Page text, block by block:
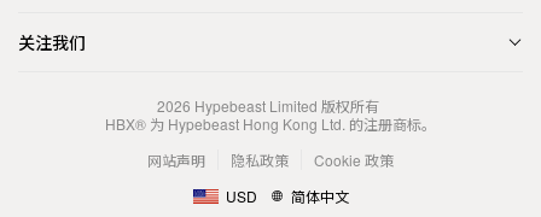
关注我们
2026 Hypebeast Limited 版权所有
HBX® 为 Hypebeast Hong Kong Ltd. 的注册商标。
网站声明
隐私政策
Cookie 政策
USD
简体中文